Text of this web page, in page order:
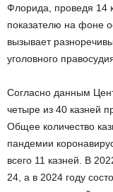
Флорида, проведя 14
показателю на фоне
вызывает
уголовного
Согласно данным
четыре из 40 казней
Общее количество
пандемии
всего 11 казней. В
24, а в 2024 году